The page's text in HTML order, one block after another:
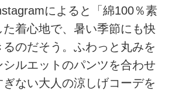
によると「綿100％素
着心地で、暑い季節にも快
のだそう。ふわっと丸みを
ルエットのパンツを合わせ
ない大人の涼しげコーデを